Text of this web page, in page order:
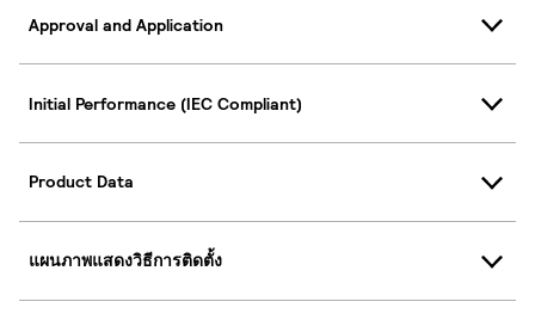
Approval and Application
Initial Performance (IEC Compliant)
Product Data
แผนภาพแสดงวิธีการติดตั้ง